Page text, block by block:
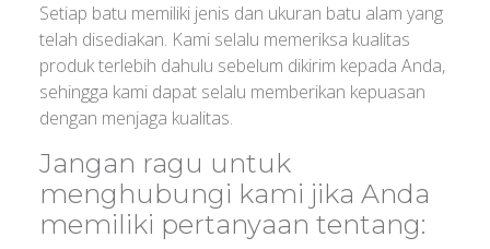
Setiap batu memiliki jenis dan ukuran batu alam yang
telah disediakan. Kami selalu memeriksa kualitas
produk terlebih dahulu sebelum dikirim kepada Anda,
sehingga kami dapat selalu memberikan kepuasan
dengan menjaga kualitas.
Jangan ragu untuk
menghubungi kami jika Anda
memiliki pertanyaan tentang: